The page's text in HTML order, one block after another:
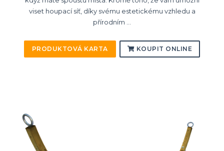
viset houpací síť, díky svému estetickému vzhledu a
přírodním ...
PRODUKTOVÁ KARTA KOUPIT ONLINE